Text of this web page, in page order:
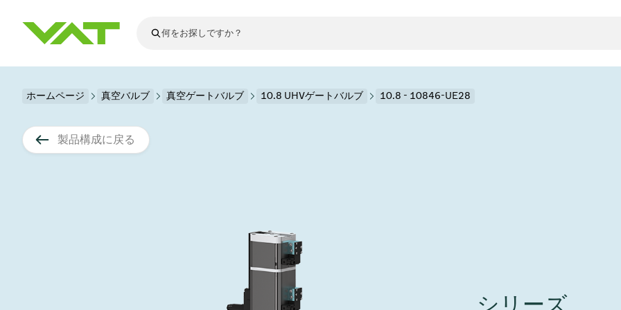
最新ニュース すべてのニュースを見る
9月 2, 2026
Semicon Taiwan 2026で精密技
VAT Media Release on
VATについて
真空バルブ
真空ゲートバルブ
真空アングルバルブ、インラインバルブ、シリンダーバルブ
真空バタフライバルブ
真空振り子式バルブ
基板搬送
サブファブシステム
スパッタリング
薄膜封止(CVD)
OLED 蒸着
科学機器と医学
コーティング
産業分野
真空輸送
バッテリー製造
結晶成長
発電
サブファブシステム
高エネルギー物理学
標準修理サービス
固定価格修理サービス
VATサービスセンター
Shares and debt
コーポレートガバナンス
General Meeting
Event calendar
ホームページ 真空バルブ 真空ゲートバルブ 10.8 UHVゲートバルブ 10.8 - 10846-UE28
製品構成に戻る
シリーズ